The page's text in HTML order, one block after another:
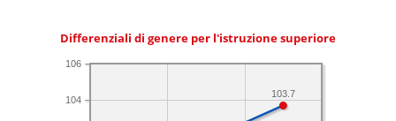
Differenziali di genere per l'istruzione superiore
104
106
103.7